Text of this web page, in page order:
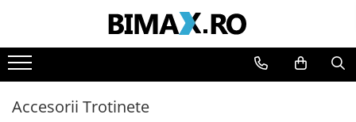
Toate Produsele
Triciclete Electrice
⬇ TIPURI
Accesorii Trotinete